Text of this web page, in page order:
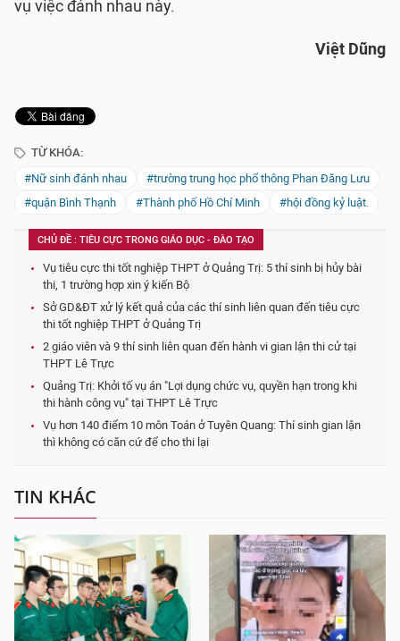
vụ việc đánh nhau này.
Việt Dũng
TỪ KHÓA:
#Nữ sinh đánh nhau
#trường trung học phổ thông Phan Đăng Lưu
#quận Bình Thạnh
#Thành phố Hồ Chí Minh #hội đồng kỷ luật.
CHỦ ĐỀ : TIÊU CỰC TRONG GIÁO DỤC - ĐÀO TẠO
Vụ tiêu cực thi tốt nghiệp THPT ở Quảng Trị: 5 thí sinh bị hủy bài
thi, 1 trường hợp xin ý kiến Bộ
Sở GD&ĐT xử lý kết quả của các thí sinh liên quan đến tiêu cực
thi tốt nghiệp THPT ở Quảng Trị
2 giáo viên và 9 thí sinh liên quan đến hành vi gian lận thi cử tại
THPT Lê Trực
Quảng Trị: Khởi tố vụ án "Lợi dụng chức vụ, quyền hạn trong khi
thi hành công vụ" tại THPT Lê Trực
Vụ hơn 140 điểm 10 môn Toán ở Tuyên Quang: Thí sinh gian lận
thì không có căn cứ để cho thi lại
TIN KHÁC